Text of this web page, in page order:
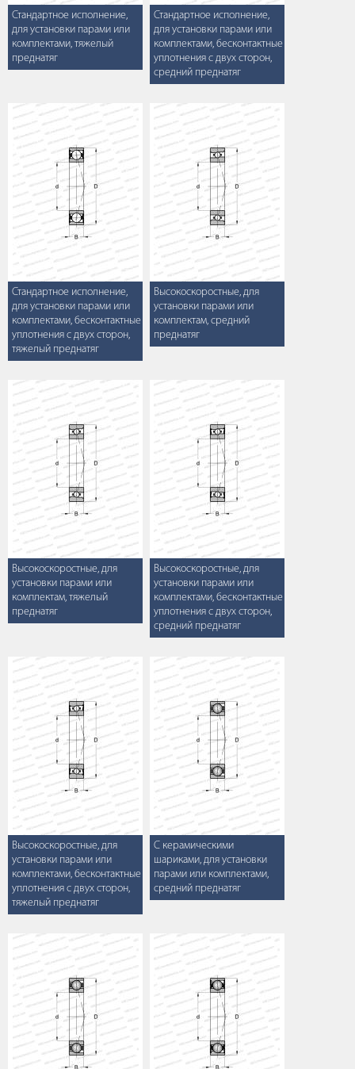
Стандартное исполнение,
для установки парами или
комплектами, тяжелый
преднатяг
Стандартное исполнение,
для установки парами или
комплектами, бесконтактные
уплотнения с двух сторон,
средний преднатяг
Стандартное исполнение,
для установки парами или
комплектами, бесконтактные
уплотнения с двух сторон,
тяжелый преднатяг
Высокоскоростные, для
установки парами или
комплектам, средний
преднатяг
Высокоскоростные, для
установки парами или
комплектам, тяжелый
преднатяг
Высокоскоростные, для
установки парами или
комплектами, бесконтактные
уплотнения с двух сторон,
средний преднатяг
Высокоскоростные, для
установки парами или
комплектами, бесконтактные
уплотнения с двух сторон,
тяжелый преднатяг
С керамическими
шариками, для установки
парами или комплектами,
средний преднатяг